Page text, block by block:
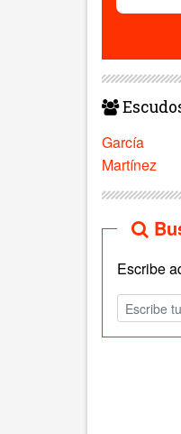
García
Martínez
Escribe